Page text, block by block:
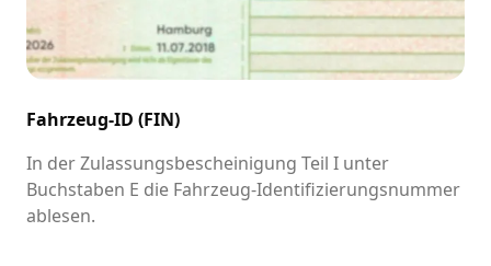
Fahrzeug-ID (FIN)
In der Zulassungsbescheinigung Teil I unter
Buchstaben E die Fahrzeug-Identifizierungsnummer
ablesen.